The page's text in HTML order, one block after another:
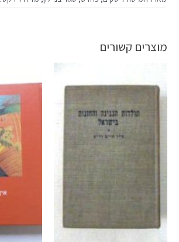
מוצרים קשורים